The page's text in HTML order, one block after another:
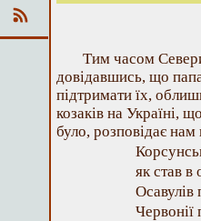
Тим часом
довідавшись, що
підтримати їх,
козаків на Україні,
було, розповідає
як став в
Осавулів
Червонії